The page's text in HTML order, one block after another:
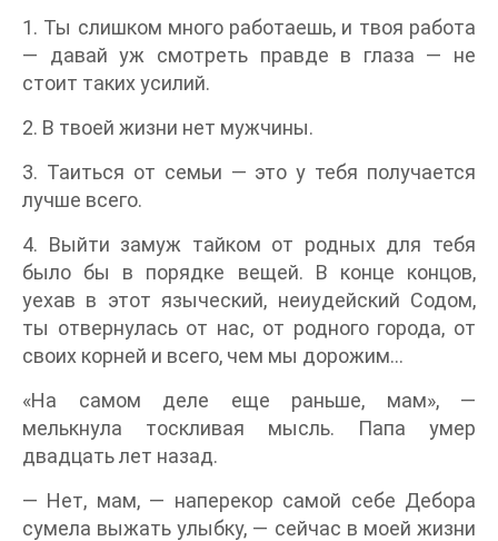
1. Ты слишком много работаешь, и твоя работа
— давай уж смотреть правде в глаза — не
стоит таких усилий.
2. В твоей жизни нет мужчины.
3. Таиться от семьи — это у тебя получается
лучше всего.
4. Выйти замуж тайком от родных для тебя
было бы в порядке вещей. В конце концов,
уехав в этот языческий, неиудейский Содом,
ты отвернулась от нас, от родного города, от
своих корней и всего, чем мы дорожим...
«На самом деле еще раньше, мам», —
мелькнула тоскливая мысль. Папа умер
двадцать лет назад.
— Нет, мам, — наперекор самой себе Дебора
сумела выжать улыбку, — сейчас в моей жизни